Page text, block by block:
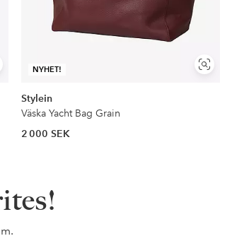
NYHET!
Visa
Stylein
Väska Yacht Bag Grain
2 000 SEK